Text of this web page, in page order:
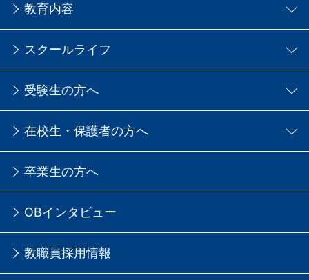
教育内容
スクールライフ
受験生の方へ
在校生・保護者の方へ
卒業生の方へ
OBインタビュー
教職員採用情報